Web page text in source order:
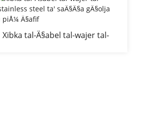
Xibka tal-Ä§abel tal-wajer tal-